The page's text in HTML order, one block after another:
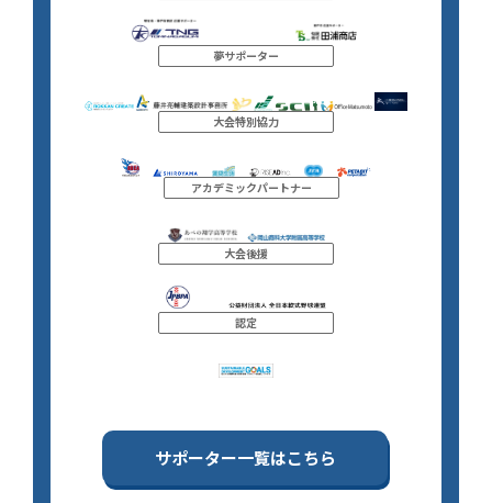
夢サポーター
大会特別協力
アカデミックパートナー
大会後援
認定
サポーター一覧はこちら